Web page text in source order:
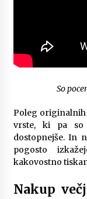
So
Poleg
vrste, ki pa so
dostopnejše. In
pogosto
kakovostno
Nakup